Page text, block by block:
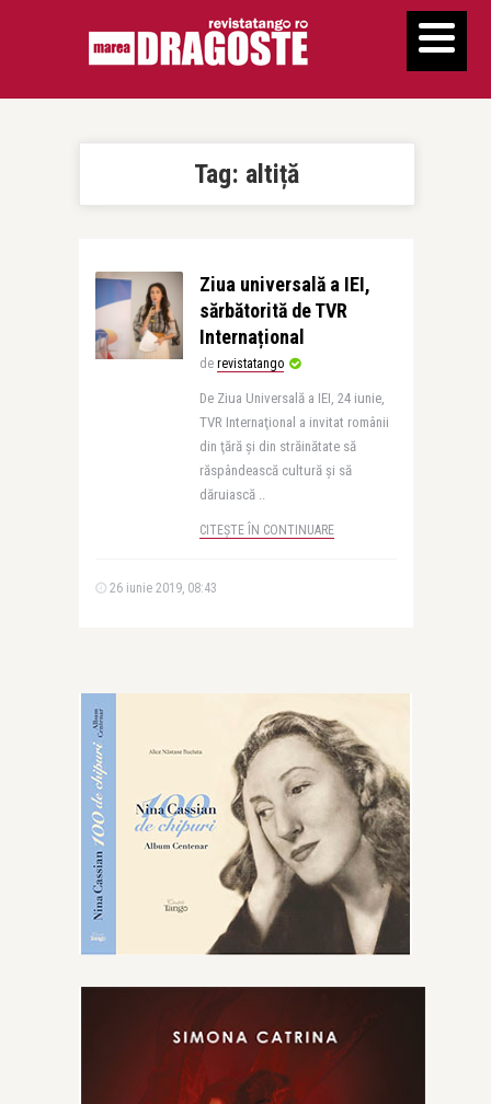
Tag: altiță
Ziua universală a IEI,
sărbătorită de TVR
Internațional
de revistatango
De Ziua Universală a IEI, 24 iunie,
TVR Internaţional a invitat românii
din ţără şi din străinătate să
răspândească cultură şi să
dăruiască ..
CITEȘTE ÎN CONTINUARE
26 iunie 2019, 08:43